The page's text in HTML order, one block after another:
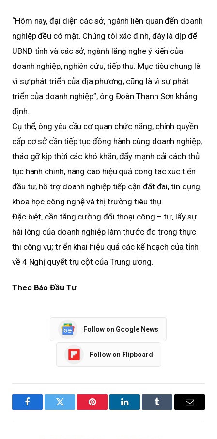
“Hôm nay, đại diện các sở, ngành liên quan đến doanh
nghiệp đều có mặt. Chúng tôi xác định, đây là dịp để
UBND tỉnh và các sở, ngành lắng nghe ý kiến của
doanh nghiệp, nghiên cứu, tiếp thu. Mục tiêu chung là
vì sự phát triển của địa phương, cũng là vì sự phát
triển của doanh nghiệp”, ông Đoàn Thanh Sơn khẳng
định.
Cụ thể, ông yêu cầu cơ quan chức năng, chính quyền
cấp cơ sở cần tiếp tục đồng hành cùng doanh nghiệp,
tháo gỡ kịp thời các khó khăn, đẩy mạnh cải cách thủ
tục hành chính, nâng cao hiệu quả công tác xúc tiến
đầu tư, hỗ trợ doanh nghiệp tiếp cận đất đai, tín dụng,
khoa học công nghệ và thị trường tiêu thụ.
Đặc biệt, cần tăng cường đối thoại công – tư, lấy sự
hài lòng của doanh nghiệp làm thước đo trong thực
thi công vụ; triển khai hiệu quả các kế hoạch của tỉnh
về 4 Nghị quyết trụ cột của Trung ương.
Theo Báo Đầu Tư
Follow on Google News
Follow on Flipboard
FacebookTwitter Pinterest LinkedInTumblr Email